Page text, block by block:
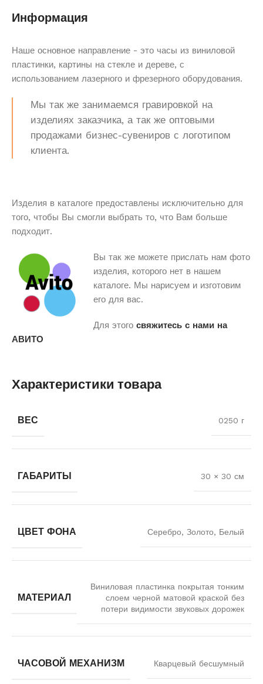
Информация
Наше основное направление - это часы из виниловой
пластинки, картины на стекле и дереве, с
использованием лазерного и фрезерного оборудования.
Мы так же занимаемся гравировкой на
изделиях заказчика, а так же оптовыми
продажами бизнес-сувениров с логотипом
клиента.
Изделия в каталоге предоставлены исключительно для
того, чтобы Вы смогли выбрать то, что Вам больше
подходит.
Вы так же можете прислать нам фото
изделия, которого нет в нашем
каталоге. Мы нарисуем и изготовим
его для вас.
Для этого свяжитесь с нами на
АВИТО
Характеристики товара
ВЕС 0250 г
ГАБАРИТЫ 30 × 30 см
ЦВЕТ ФОНА Серебро, Золото, Белый
МАТЕРИАЛ
Виниловая пластинка покрытая тонким
слоем черной матовой краской без
потери видимости звуковых дорожек
ЧАСОВОЙ МЕХАНИЗМ Кварцевый бесшумный